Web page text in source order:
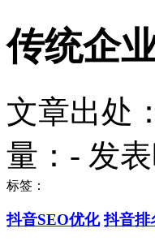
传统企
文章出处
量： - 发
标签：
抖音SEO优化 抖音排